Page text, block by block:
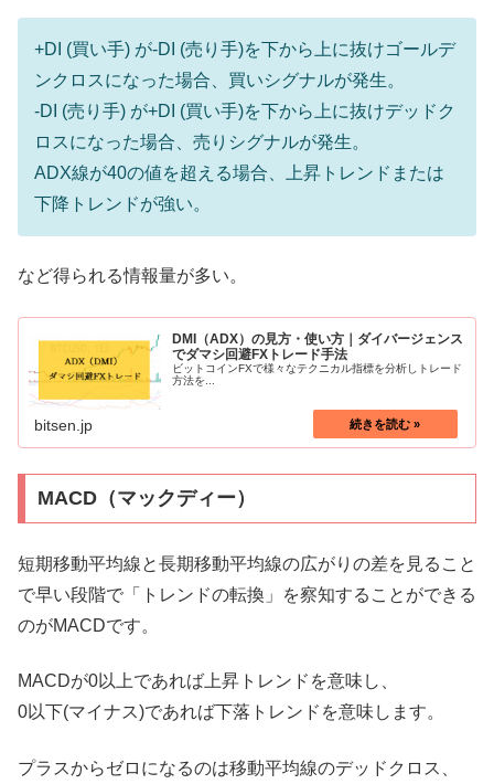
+DI (買い手) が-DI (売り手)を下から上に抜けゴールデ
ンクロスになった場合、買いシグナルが発生。
-DI (売り手) が+DI (買い手)を下から上に抜けデッドク
ロスになった場合、売りシグナルが発生。
ADX線が40の値を超える場合、上昇トレンドまたは
下降トレンドが強い。
など得られる情報量が多い。
DMI（ADX）の見方・使い方｜ダイバージェンス
でダマシ回避FXトレード手法
ビットコインFXで様々なテクニカル指標を分析しトレード
方法を...
bitsen.jp
MACD（マックディー）
短期移動平均線と長期移動平均線の広がりの差を見ること
で早い段階で「トレンドの転換」を察知することができる
のがMACDです。
MACDが0以上であれば上昇トレンドを意味し、
0以下(マイナス)であれば下落トレンドを意味します。
プラスからゼロになるのは移動平均線のデッドクロス、